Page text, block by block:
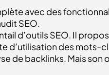
avec des
SEO.
d’outils SEO. Il
d’utilisation des mots-
de backlinks. Mais